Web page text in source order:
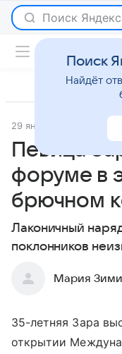
Поиск
29 января 2019
Певица
форуме в
брючном
Лаконичный
поклонников
Мария
35-летняя Зара
открытии
Поиск
Найдёт